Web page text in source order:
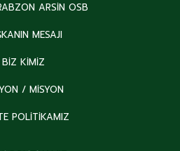
ARSİN OSB
MESAJI
BİZ KİMİZ
/ MİSYON
POLİTİKAMIZ